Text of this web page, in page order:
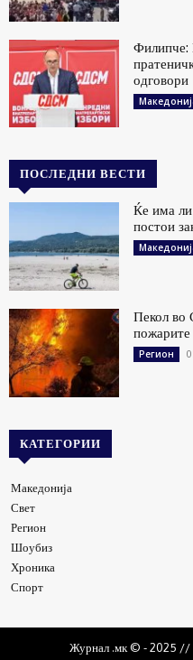
Филипче:
одговори
ПОСЛЕДНИ ВЕСТИ
Ќе има
постои
Пекол во
пожарите
Регион
КАТЕГОРИИ
Македонија
Свет
Регион
Шоубиз
Хроника
Спорт
Журнал .мк © - 2025